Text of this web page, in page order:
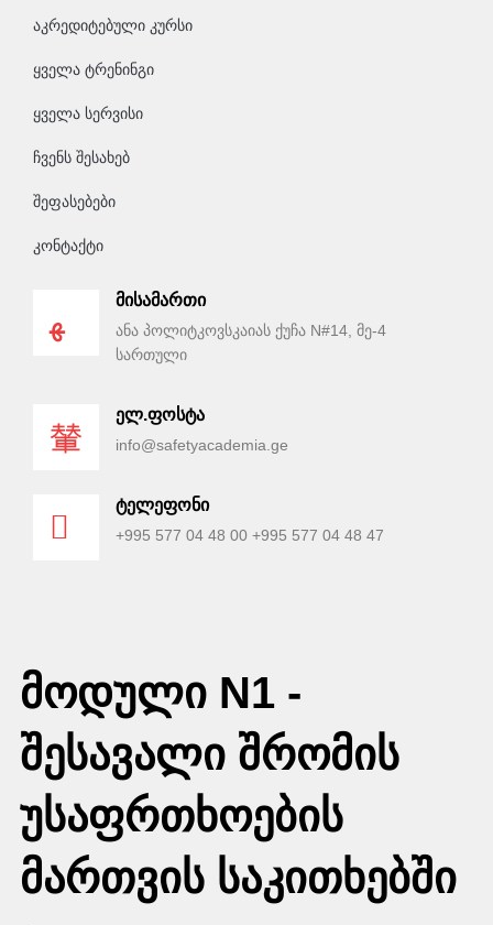
აკრედიტებული კურსი
ყველა ტრენინგი
ყველა სერვისი
ჩვენს შესახებ
შეფასებები
კონტაქტი
მისამართი
ანა პოლიტკოვსკაიას ქუჩა N#14, მე-4
სართული
ელ.ფოსტა
info@safetyacademia.ge
ტელეფონი
+995 577 04 48 00 +995 577 04 48 47
მოდული N1 -
შესავალი შრომის
უსაფრთხოების
მართვის საკითხებში